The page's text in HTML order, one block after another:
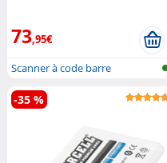
73,95€
Scanner à code barre
-35 %